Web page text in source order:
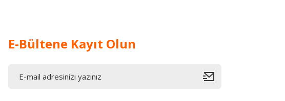
E-Bültene Kayıt Olun